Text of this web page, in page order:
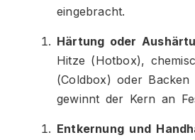
eingebracht.
Härtung oder
Hitze (Hotbox),
(Coldbox) oder Backen
gewinnt der Kern an
Entkernung und